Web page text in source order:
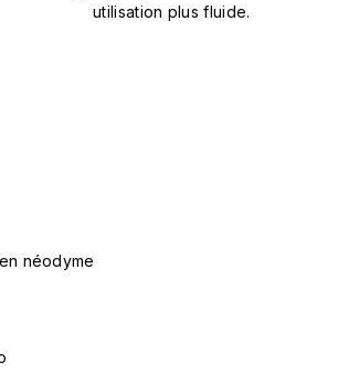
utilisation plus fluide.
néodyme